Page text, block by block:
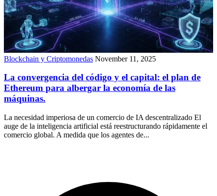
Blockchain y Criptomonedas November 11, 2025
La convergencia del código y el capital: el plan de
Ethereum para albergar la economía de las
máquinas.
La necesidad imperiosa de un comercio de IA descentralizado El
auge de la inteligencia artificial está reestructurando rápidamente el
comercio global. A medida que los agentes de...